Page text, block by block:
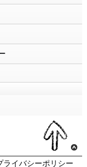
ライバシーポリシー